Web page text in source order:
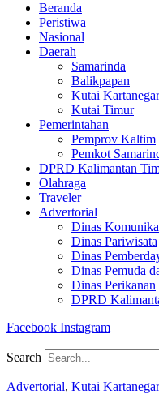
Beranda
Peristiwa
Nasional
Daerah
Samarinda
Balikpapan
Kutai
Kutai Timur
Pemerintahan
Pemprov Kaltim
Pemkot
DPRD Kalimantan
Olahraga
Traveler
Advertorial
Dinas
Dinas Pariwisata
Dinas
Dinas Pemuda
Dinas Perikanan
DPRD
Facebook Instagram
Search
Advertorial, Kutai